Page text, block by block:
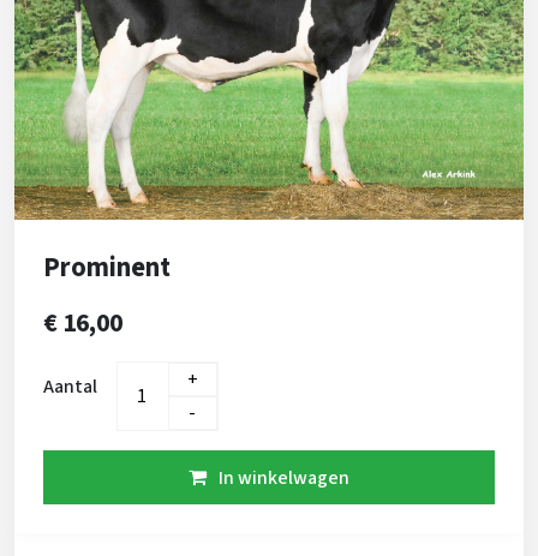
Prominent
€ 16,00
Aantal
+
-
In winkelwagen